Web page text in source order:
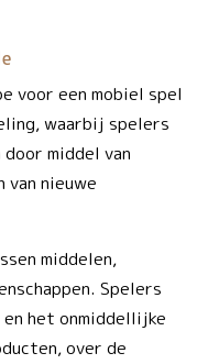
voor een mobiel spel
waarbij spelers
middel van
nieuwe
middelen,
Spelers
het onmiddellijke
over de